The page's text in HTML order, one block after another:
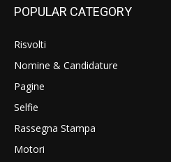
POPULAR CATEGORY
Risvolti
Nomine & Candidature
Pagine
Selfie
Rassegna Stampa
Motori